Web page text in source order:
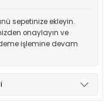
sepetinize ekleyin.
onaylayın ve
işlemine devam